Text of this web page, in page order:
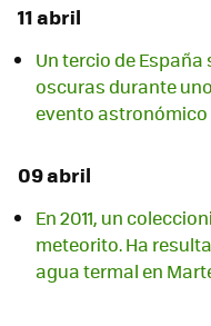
11 abril
Un tercio de
oscuras durante
evento astronómico
09 abril
En 2011, un
meteorito. Ha
agua termal en